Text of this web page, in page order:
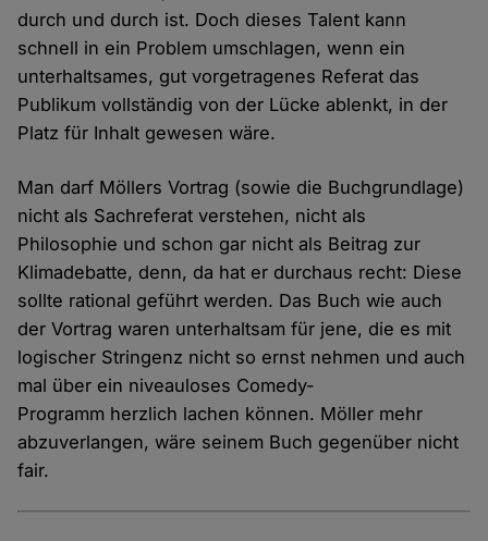
durch und durch ist. Doch dieses Talent kann
schnell in ein Problem umschlagen, wenn ein
unterhaltsames, gut vorgetragenes Referat das
Publikum vollständig von der Lücke ablenkt, in der
Platz für Inhalt gewesen wäre.
Man darf Möllers Vortrag (sowie die Buchgrundlage)
nicht als Sachreferat verstehen, nicht als
Philosophie und schon gar nicht als Beitrag zur
Klimadebatte, denn, da hat er durchaus recht: Diese
sollte rational geführt werden. Das Buch wie auch
der Vortrag waren unterhaltsam für jene, die es mit
logischer Stringenz nicht so ernst nehmen und auch
mal über ein niveauloses Comedy-
Programm herzlich lachen können. Möller mehr
abzuverlangen, wäre seinem Buch gegenüber nicht
fair.